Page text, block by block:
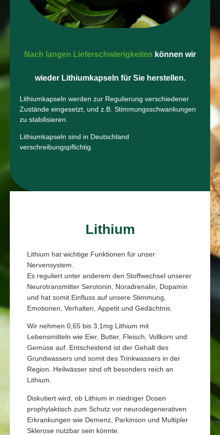
Lithium
Lithium hat wichtige Funktionen für unser
Nervensystem.
Es reguliert unter anderem den Stoffwechsel unserer
Neurotransmitter Serotonin, Noradrenalin, Dopamin
und hat somit Einfluss auf unsere Stimmung,
Emotionen, Verhalten, Appetit und Gedächtnis.
Wir nehmen 0,65 bis 3,1mg Lithium mit
Lebensmitteln wie Eier, Butter, Fleisch, Vollkorn und
Gemüse auf. Entscheidend ist der Gehalt des
Grundwassers und somit des Trinkwassers in der
Region. Heilwässer sind oft besonders reich an
Lithium.
Diskutiert wird, ob Lithium in niedriger Dosen
prophylaktisch zum Schutz vor neurodegenerativen
Erkrankungen wie Demenz, Parkinson und Multipler
Sklerose nutzbar sein könnte.
Nach langen Lieferschwierigkeiten können wir
wieder Lithiumkapseln für Sie herstellen.
Lithiumkapseln werden zur Regulierung verschiedener
Zustände eingesetzt, und z.B. Stimmungsschwankungen
zu stabilisieren.
Lithiumkapseln sind in Deutschland
verschreibungspflichtig.